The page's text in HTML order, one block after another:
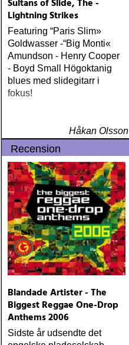
Sultans of Slide, The -
Lightning Strikes
Featuring “Paris Slim»
Goldwasser -“Big Monti«
Amundson - Henry Cooper
- Boyd Small Högoktanig
blues med slidegitarr i
fokus!
Håkan Olsson
Recension
Blandade Artister - The
Biggest Reggae One-Drop
Anthems 2006
Sidste år udsendte det